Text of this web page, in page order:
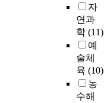
자
연과
학 (11)
예
술체
육 (10)
농
수해